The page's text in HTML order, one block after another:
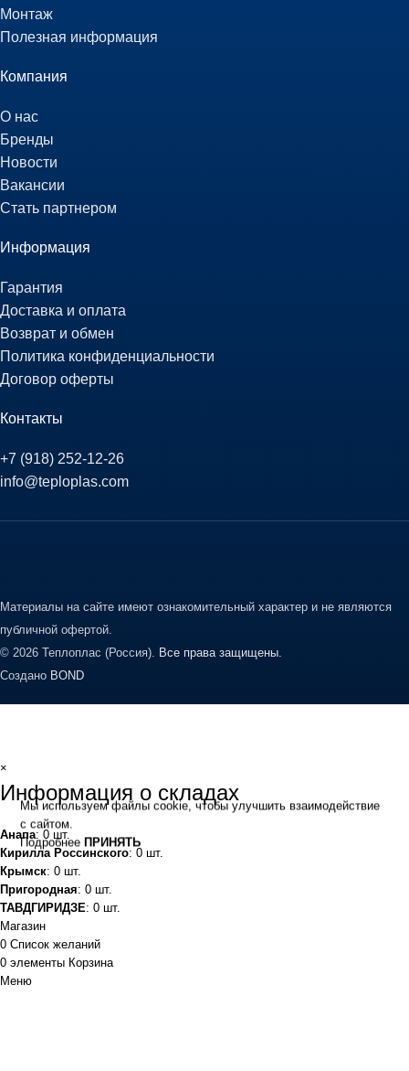
Монтаж
Полезная информация
Компания
О нас
Бренды
Новости
Вакансии
Стать партнером
Информация
Гарантия
Доставка и оплата
Возврат и обмен
Политика конфиденциальности
Договор оферты
Контакты
+7 (918) 252-12-26
info@teploplas.com
Материалы на сайте имеют ознакомительный характер и не являются
публичной офертой.
© 2026 Теплоплас (Россия). Все права защищены.
Создано BOND
Мы используем файлы cookie, чтобы улучшить взаимодействие
с сайтом.
Подробнее ПРИНЯТЬ
×
Информация о складах
Анапа: 0 шт.
Кирилла Россинского: 0 шт.
Крымск: 0 шт.
Пригородная: 0 шт.
ТАВДГИРИДЗЕ: 0 шт.
Магазин
0 Список желаний
0 элементы Корзина
Меню